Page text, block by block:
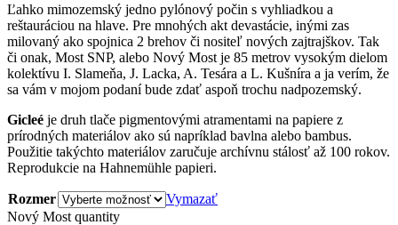
Ľahko mimozemský jedno pylónový počin s vyhliadkou a
reštauráciou na hlave. Pre mnohých akt devastácie, inými zas
milovaný ako spojnica 2 brehov či nositeľ nových zajtrajškov. Tak
či onak, Most SNP, alebo Nový Most je 85 metrov vysokým dielom
kolektívu I. Slameňa, J. Lacka, A. Tesára a L. Kušníra a ja verím, že
sa vám v mojom podaní bude zdať aspoň trochu nadpozemský.
Gicleé je druh tlače pigmentovými atramentami na papiere z
prírodných materiálov ako sú napríklad bavlna alebo bambus.
Použitie takýchto materiálov zaručuje archívnu stálosť až 100 rokov.
Reprodukcie na Hahnemühle papieri.
Rozmer
Vymazať
Nový Most quantity